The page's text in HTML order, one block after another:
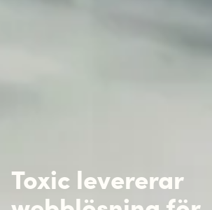
Toxic levererar